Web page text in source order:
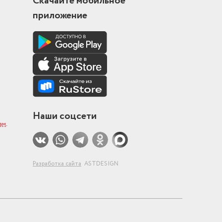
.
приложение
Наши соцсети
Разработка сайта ASTDESIGN